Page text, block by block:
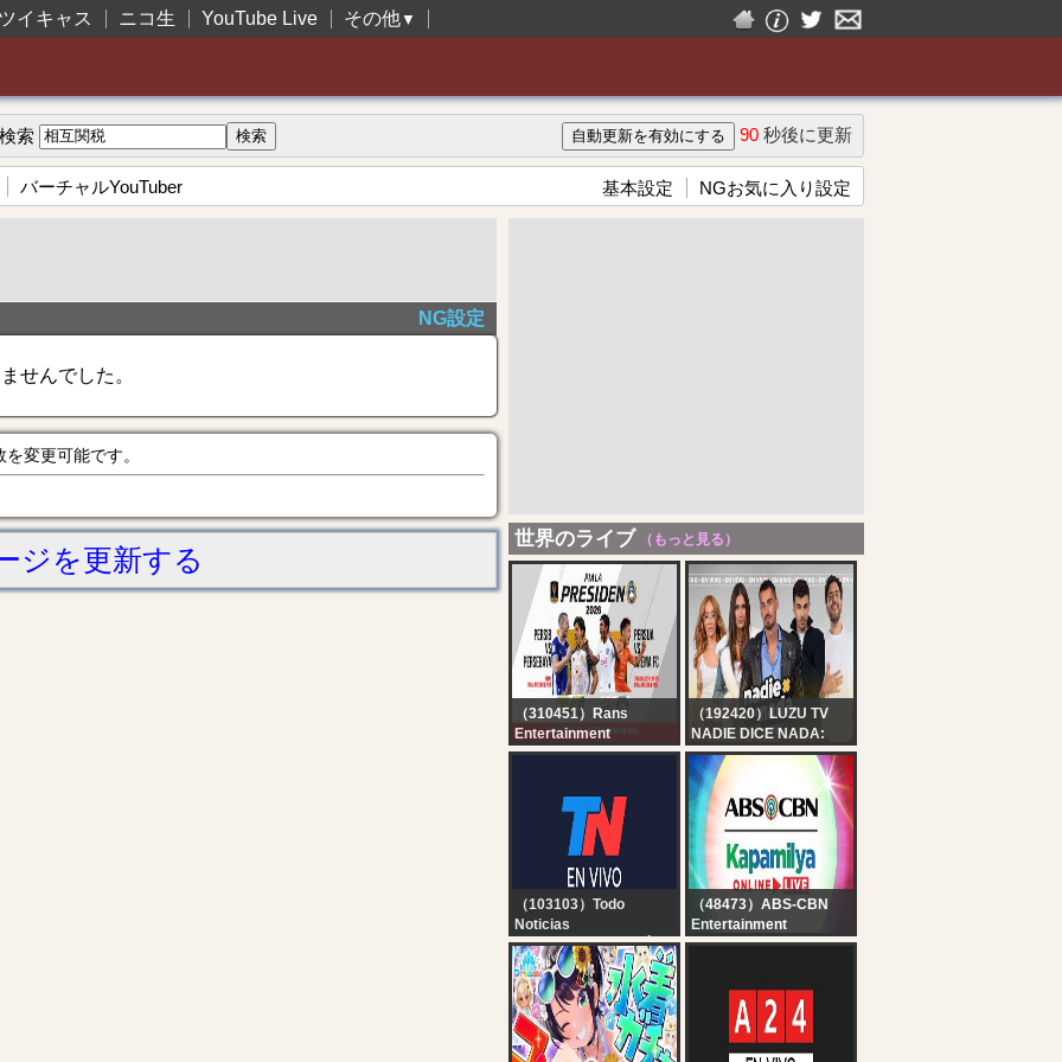
イキャス ニコ生 YouTube Live その他▼
検索 90 秒後に更新
バーチャルYouTuber 基本設定 NGお気に入り設定
NG設定
せんでした。
変更可能です。
ジを更新する
世界のライブ （もっと見る）
（310451）Rans
Entertainment
FINAL MATCH PIALA
BANDUNG VS
PERSEBAYA
SURABAYA
（192420）LUZU TV
NADIE DICE NADA:
NICO OCCHIATO, MOMI
GIARDINA, SANTI
TALLEDO, MARTÍN
GARABAL Y ANGELITA
| EN VIVO
（103103）Todo
Noticias
TN EN VIVO - SEGUÍ LA
TRANSMISIÓN EN VIVO
DE TODO NOTICIAS
（48473）ABS-CBN
Entertainment
Kapamilya Online Live |